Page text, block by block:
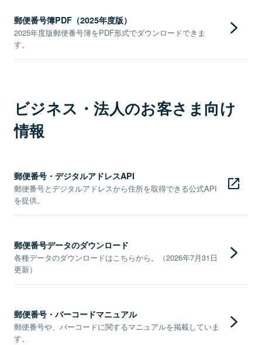
郵便番号簿PDF（2025年度版）
2025年度版郵便番号簿をPDF形式でダウンロードできま
す。
ビジネス・法人のお客さま向け
情報
郵便番号・デジタルアドレスAPI
郵便番号とデジタルアドレスから住所を取得できる公式API
を提供。
郵便番号データのダウンロード
各種データのダウンロードはこちらから。（2026年7月31日
更新）
郵便番号・バーコードマニュアル
郵便番号や、バーコードに関するマニュアルを掲載していま
す。